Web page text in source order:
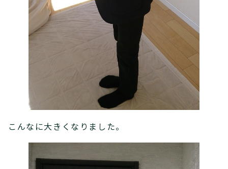
こんなに大きくなりました。